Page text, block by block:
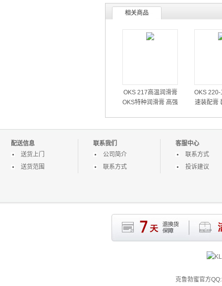
相关商品
OKS 217高温润滑膏
OKS特种润滑膏 高强
OKS 220-
速装配膏
配送信息
送货上门
送货范围
联系我们
公司简介
联系方式
客服中心
联系方式
投诉建议
克鲁勃蜜官方